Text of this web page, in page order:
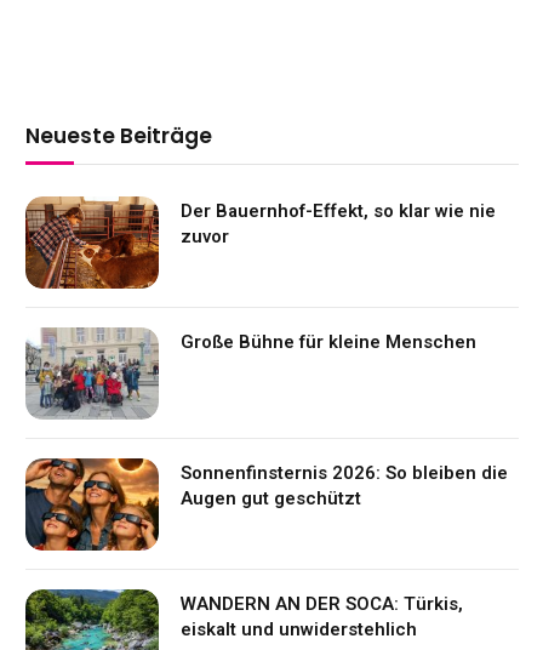
Neueste Beiträge
Der Bauernhof-Effekt, so klar wie nie
zuvor
Große Bühne für kleine Menschen
Sonnenfinsternis 2026: So bleiben die
Augen gut geschützt
WANDERN AN DER SOCA: Türkis,
eiskalt und unwiderstehlich